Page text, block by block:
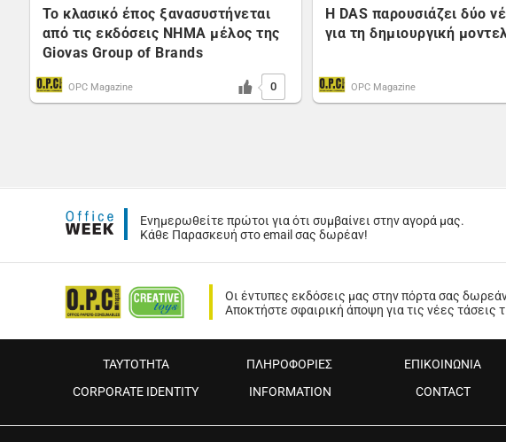
Το κλασικό έπος ξανασυστήνεται
από τις εκδόσεις ΝΗΜΑ μέλος της
Giovas Group of Brands
OPC Magazine 0
Η DAS παρουσιάζει δύο
για τη δημιουργική
OPC Magazine
Ενημερωθείτε πρώτοι για ότι συμβαίνει στην αγορά μας.
Κάθε Παρασκευή στο email σας δωρέαν!
Οι έντυπες εκδόσεις μας στην πόρτα σας
Αποκτήστε σφαιρική άποψη για τις νέες τάσεις
ΤΑΥΤΟΤΗΤΑ ΠΛΗΡΟΦΟΡΙΕΣ ΕΠΙΚΟΙΝΩΝΙΑ
CORPORATE IDENTITY
INFORMATION CONTACT